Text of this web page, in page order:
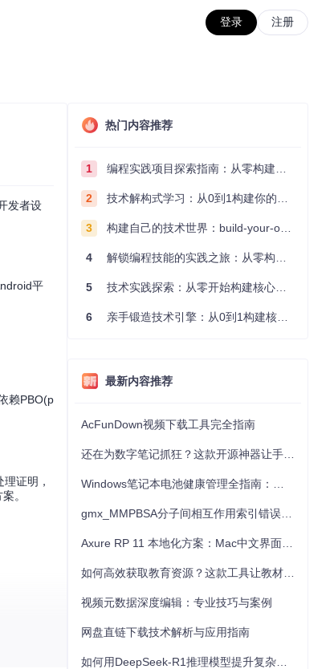
登录 注册
发者设
平
赖PBO(p
证明，
。
热门内容推荐
1 编程实践项目探索指南：从零构建技术能力体系
2 技术解构式学习：从0到1构建你的编程知识体系
3 构建自己的技术世界：build-your-own-x项目的实践探索指南
4 解锁编程技能的实践之旅：从零构建你的技术世界
5 技术实践探索：从零开始构建核心系统的实践指南
6 亲手锻造技术引擎：从0到1构建核心系统的实践指南
最新内容推荐
AcFunDown视频下载工具完全指南
视频元数据深度编辑：专业技巧与案例
网盘直链下载技术解析与应用指南